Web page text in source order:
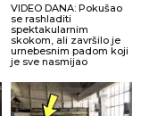
VIDEO DANA: Pokušao
se rashladiti
spektakularnim
skokom, ali završilo je
urnebesnim padom koji
je sve nasmijao